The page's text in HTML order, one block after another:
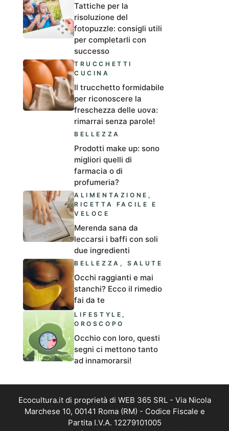
Tattiche per la
risoluzione del
fotopuzzle: consigli utili
per completarli con
successo
TRUCCHETTI
CUCINA
Il trucchetto formidabile
per riconoscere la
freschezza delle uova:
rimarrai senza parole!
BELLEZZA
Prodotti make up: sono
migliori quelli di
farmacia o di
profumeria?
ALIMENTAZIONE ,
RICETTA FACILE E
VELOCE
Merenda sana da
leccarsi i baffi con soli
due ingredienti
BELLEZZA ,SALUTE
Occhi raggianti e mai
stanchi? Ecco il rimedio
fai da te
LIFESTYLE ,
OROSCOPO
Occhio con loro, questi
segni ci mettono tanto
ad innamorarsi!
Ecocultura.it di proprietà di WEB 365 SRL - Via Nicola
Marchese 10, 00141 Roma (RM) - Codice Fiscale e
Partita I.V.A. 12279101005